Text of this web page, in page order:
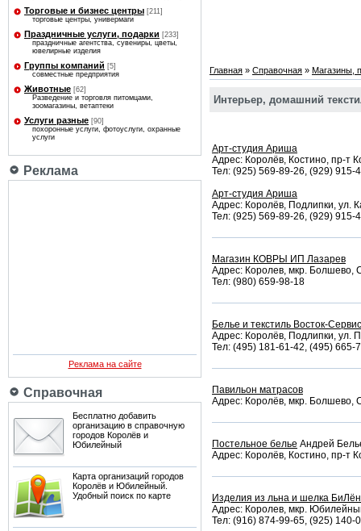
Торговые и бизнес центры [211]
торговые центры, универмаги
Праздничные услуги, подарки [233]
праздничные агентства, сувениры, цветы,
ювелирные изделия
Группы компаний [5]
совместные предприятия
Животные [62]
Разведение и торговля питомцами,
зоомагазины, ветаптеки
Услуги разные [90]
похоронные услуги, фотоуслуги, охранные
услуги
Реклама
Реклама на сайте
Справочная
Бесплатно добавить
организацию в справочную
городов Королёв и
Юбилейный
Карта организаций городов
Королёв и Юбилейный.
Удобный поиск по карте
Главная » Справочная » Магазины,
Интерьер, домашний
Арт-студия Ариша
Адрес: Королёв, Костино, пр-т
Тел: (925) 569-89-26, (929) 915-
Арт-студия Ариша
Адрес: Королёв, Подлипки, ул.
Тел: (925) 569-89-26, (929) 915-
Магазин КОВРЫ ИП Лазарев
Адрес: Королев, мкр. Болшево,
Тел: (980) 659-98-18
Белье и текстиль Восток-Сервис
Адрес: Королёв, Подлипки, ул.
Тел: (495) 181-61-42, (495) 665-
Павильон матрасов
Адрес: Королёв, мкр. Болшево,
Постельное белье Андрей
Адрес: Королёв, Костино, пр-т
Изделия из льна и шелка БиЛён
Адрес: Королев, мкр.
Тел: (916) 874-99-65, (925) 140-